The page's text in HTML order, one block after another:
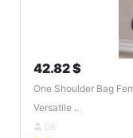
42.82 $
One Shoulder Bag
Versatile ..
DE